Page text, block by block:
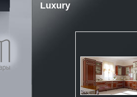
Luxury